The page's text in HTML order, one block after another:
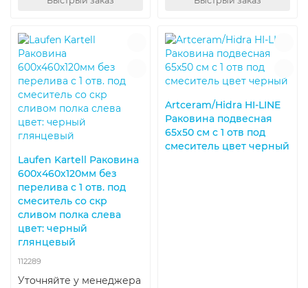
Laufen Kartell Раковина
600х460х120мм без
перелива с 1 отв. под
смеситель со скр
сливом полка слева
цвет: черный
глянцевый
112289
Уточняйте у менеджера
Artceram/Hidra HI-LINE
Раковина подвесная
65х50 см с 1 отв под
смеситель цвет черный